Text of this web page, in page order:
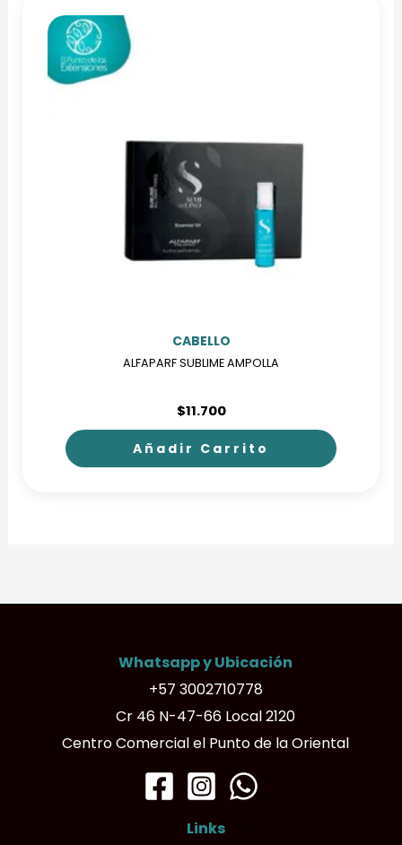
CABELLO
ALFAPARF SUBLIME AMPOLLA
$11.700
Añadir Carrito
Whatsapp y Ubicación
+57 3002710778
Cr 46 N-47-66 Local 2120
Centro Comercial el Punto de la Oriental
Links